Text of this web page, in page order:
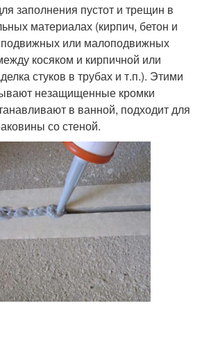
заполнения пустот и трещин в
материалах (кирпич, бетон и
или малоподвижных
косяком и кирпичной или
стуков в трубах и т.п.). Этими
незащищенные кромки
в ванной, подходит для
со стеной.